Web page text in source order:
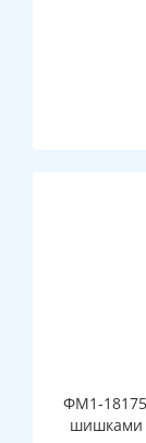
ФМ1-18175
шишками